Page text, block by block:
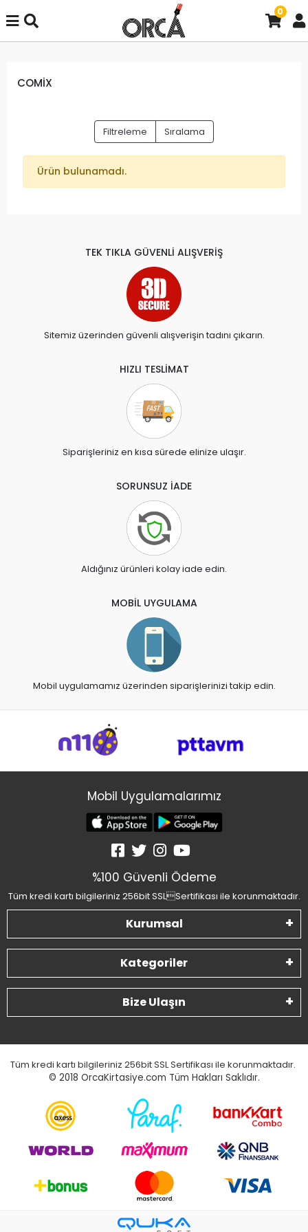
0
COMİX
Filtreleme Sıralama
Ürün bulunamadı.
TEK TIKLA GÜVENLİ ALIŞVERİŞ
Sitemiz üzerinden güvenli alışverişin tadını çıkarın.
HIZLI TESLİMAT
Siparişleriniz en kısa sürede elinize ulaşır.
SORUNSUZ İADE
Aldığınız ürünleri kolay iade edin.
MOBİL UYGULAMA
Mobil uygulamamız üzerinden siparişlerinizi takip edin.
Mobil Uygulamalarımız
%100 Güvenli Ödeme
Tüm kredi kartı bilgileriniz 256bit SSLSertifikası ile korunmaktadır.
Kurumsal
Kategoriler
Bize Ulaşın
Tüm kredi kartı bilgileriniz 256bit SSL Sertifikası ile korunmaktadır.
© 2018 OrcaKirtasiye.com Tüm Hakları Saklıdır.